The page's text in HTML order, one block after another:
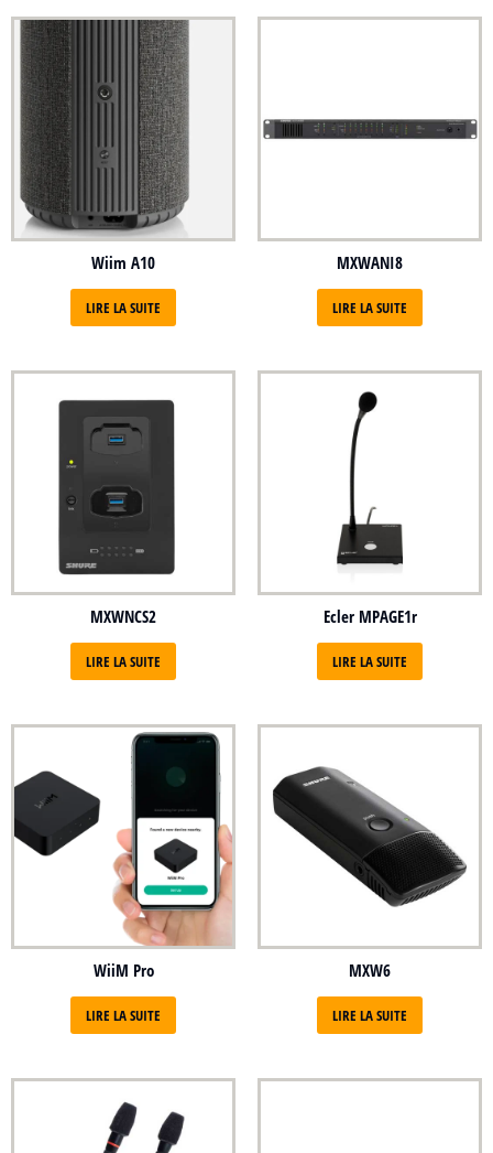
Wiim A10
LIRE LA SUITE
MXWANI8
LIRE LA SUITE
MXWNCS2
LIRE LA SUITE
Ecler MPAGE1r
LIRE LA SUITE
WiiM Pro
LIRE LA SUITE
MXW6
LIRE LA SUITE